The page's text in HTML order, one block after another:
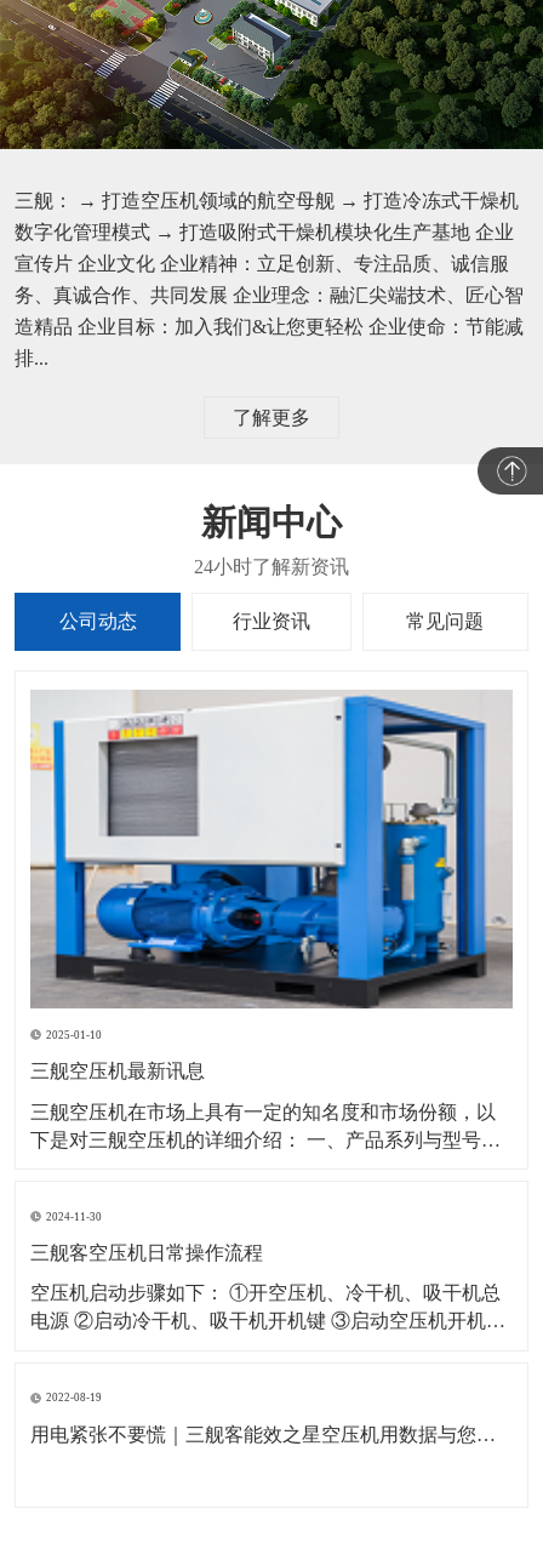
三舰： → 打造空压机领域的航空母舰 → 打造冷冻式干燥机
数字化管理模式 → 打造吸附式干燥机模块化生产基地 企业
宣传片 企业文化 企业精神：立足创新、专注品质、诚信服
务、真诚合作、共同发展 企业理念：融汇尖端技术、匠心智
造精品 企业目标：加入我们&让您更轻松 企业使命：节能减
排...
了解更多
新闻中心
公司动态 行业资讯 常见问题
2025-01-10
三舰空压机最新讯息
​三舰空压机在市场上具有一定的知名度和市场份额，以
下是对三舰空压机的详细介绍： 一、产品系列与型号三
系列：该系列空压机采用一级压缩永磁变频技术，具有
节能、省电、低噪音等特点。例如
2024-11-30
三舰客空压机日常操作流程
空压机启动步骤如下： ①开空压机、冷干机、吸干机总
电源 ②启动冷干机、吸干机开机键 ③启动空压机开机键
关闭空压机及冷干机、吸干机总电源 空压机日常作业指
导如下： ①每天开机
2022-08-19
用电紧张不要慌｜三舰客能效之星空压机用数据与您一起节能省电